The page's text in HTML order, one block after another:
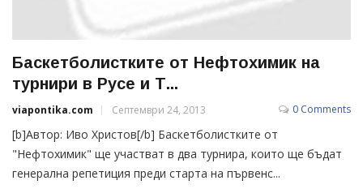
Баскетболистките от Нефтохимик на
турнири в Русе и Т...
viapontika.com Септември 24, 2013 0 Comments
[b]Автор: Иво Христов[/b] Баскетболистките от
"Нефтохимик" ще участват в два турнира, които ще бъдат
генерална репетиция преди старта на първенс...